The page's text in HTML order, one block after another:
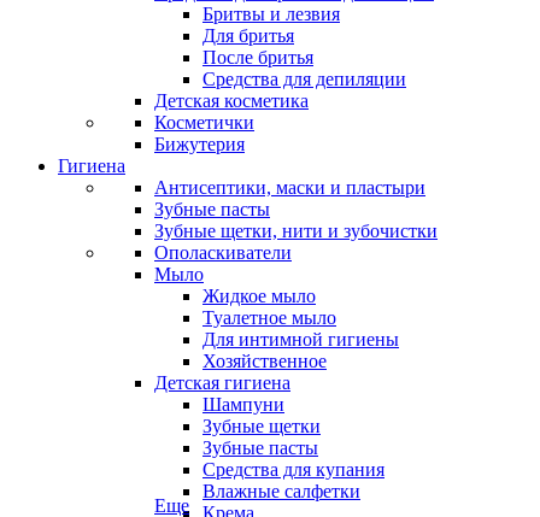
Бритвы и лезвия
Для бритья
После бритья
Средства для депиляции
Детская косметика
Косметички
Бижутерия
Гигиена
Антисептики, маски и пластыри
Зубные пасты
Зубные щетки, нити и зубочистки
Ополаскиватели
Мыло
Жидкое мыло
Туалетное мыло
Для интимной гигиены
Хозяйственное
Детская гигиена
Шампуни
Зубные щетки
Зубные пасты
Средства для купания
Влажные салфетки
Крема
Еще